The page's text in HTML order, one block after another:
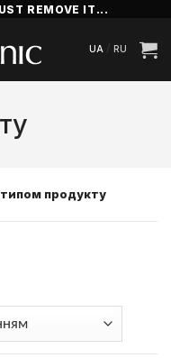
REMOVE IT...
UA / RU
продукту